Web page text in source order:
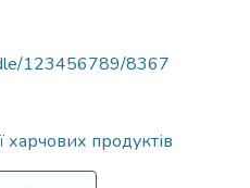
123456789/8367
харчових продуктів